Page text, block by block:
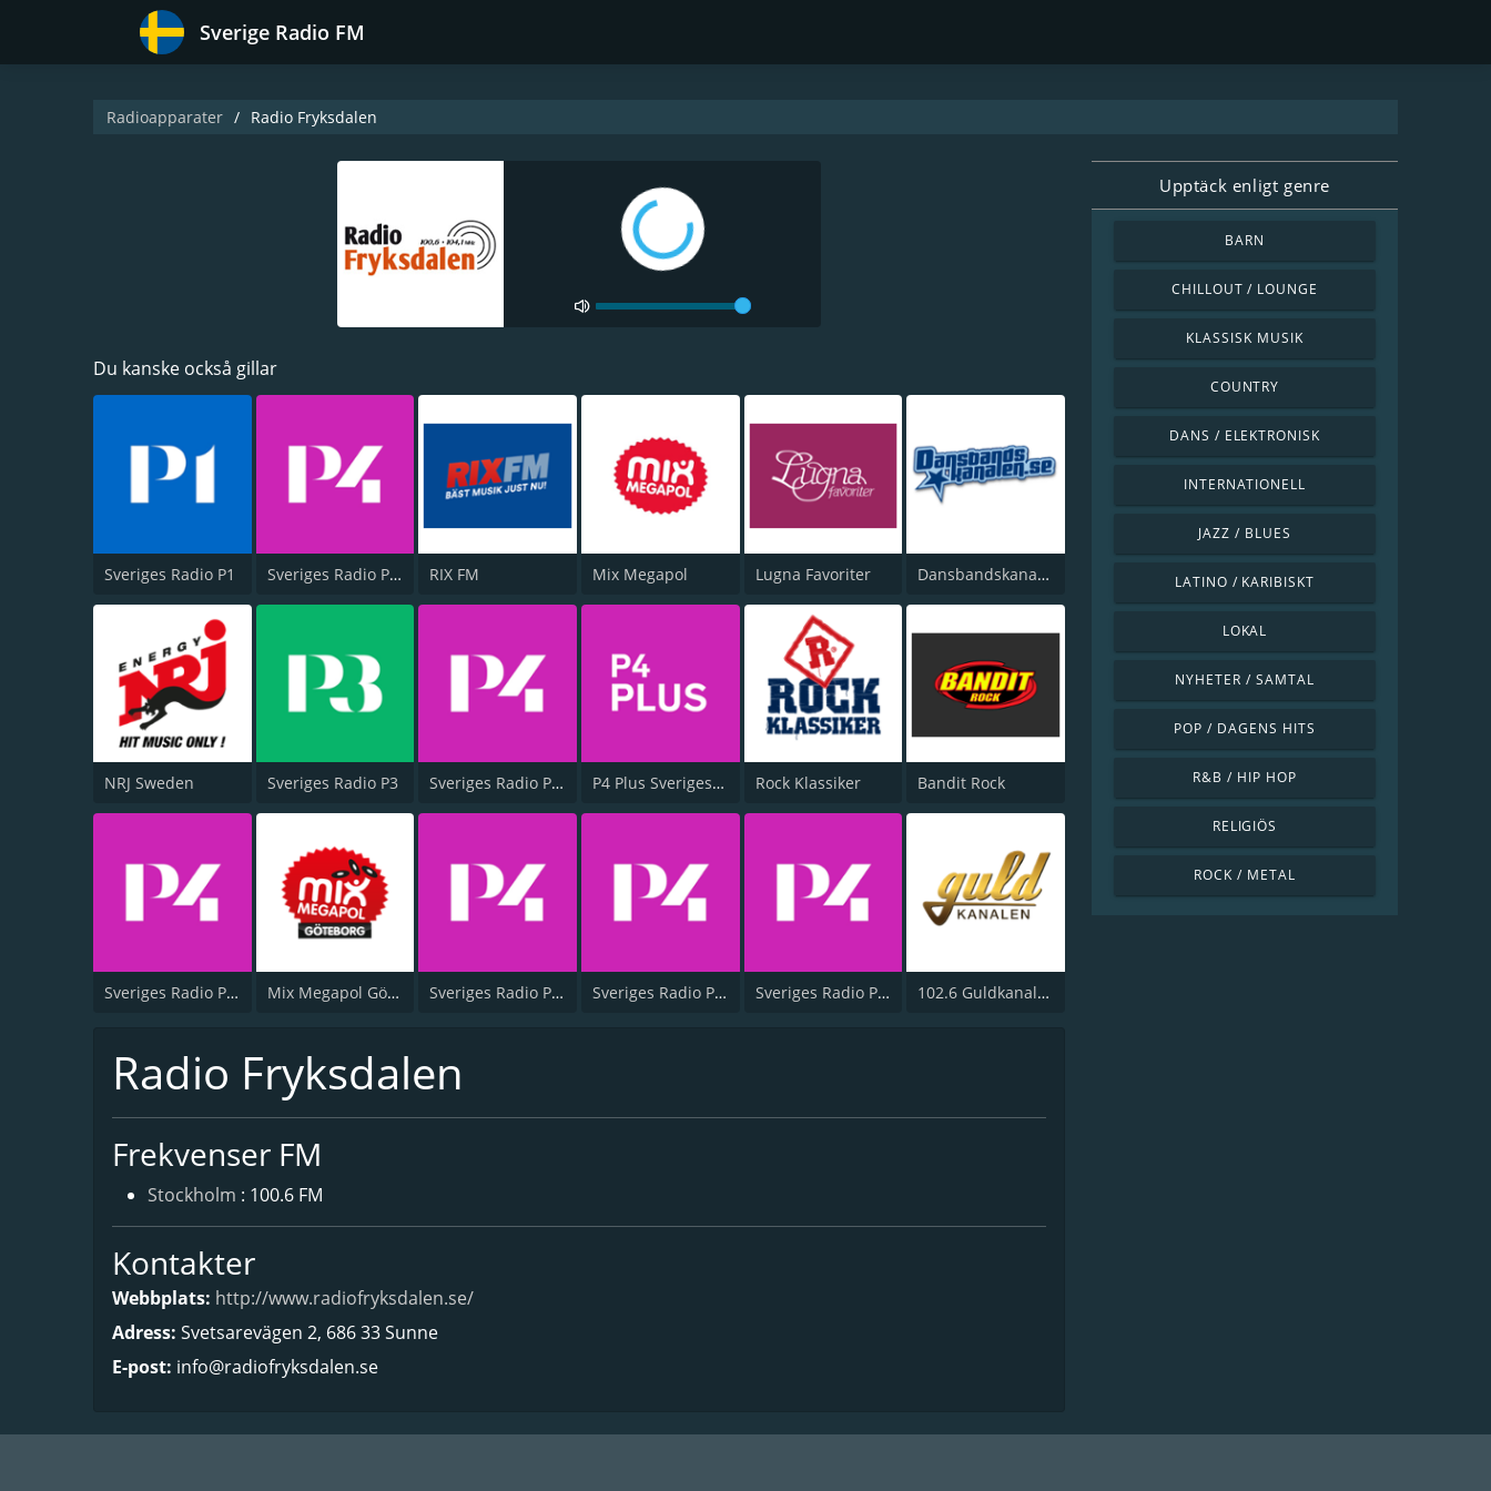
Sverige Radio FM
Radioapparater Radio Fryksdalen
Du kanske också gillar
Sveriges Radio P1 Sveriges Radio P4 Stockholm RIX FM Mix Megapol Lugna Favoriter Dansbandskanalen
NRJ Sweden Sveriges Radio P3 Sveriges Radio P4 Göteborg P4 Plus Sveriges Radio Rock Klassiker Bandit Rock
Sveriges Radio P4 Gävleborg Mix Megapol Göteborg Sveriges Radio P4 Dalarna Sveriges Radio P4 Väst Sveriges Radio P4 Kristianstad 102.6 Guldkanalen
Radio Fryksdalen
Frekvenser FM
Stockholm : 100.6 FM
Kontakter
Webbplats: http://www.radiofryksdalen.se/
Adress: Svetsarevägen 2, 686 33 Sunne
E-post: info@radiofryksdalen.se
Upptäck enligt genre
BARN
CHILLOUT / LOUNGE
KLASSISK MUSIK
COUNTRY
DANS / ELEKTRONISK
INTERNATIONELL
JAZZ / BLUES
LATINO / KARIBISKT
LOKAL
NYHETER / SAMTAL
POP / DAGENS HITS
R&B / HIP HOP
RELIGIÖS
ROCK / METAL